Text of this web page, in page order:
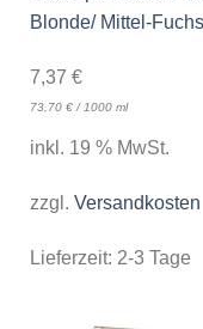
Blonde/ Mittel-
7,37 €
73,70 €/ 1000 ml
inkl. 19 % MwSt.
zzgl. Versandkosten
Lieferzeit: 2-3 Tage